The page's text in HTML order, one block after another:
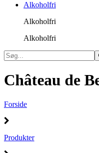
Alkoholfri
Alkoholfri
Alkoholfri
Château de
Forside
Produkter